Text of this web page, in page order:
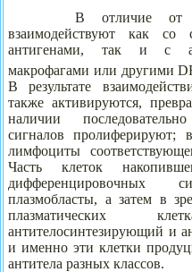
В отличие от Т-
взаимодействуют как со
антигенами, так и с
макрофагами или другими
В результате
также активируются,
наличии
сигналов пролиферируют;
лимфоциты
Часть клеток
дифференцировочных
плазмобласты, а затем в
плазматических
антителосинтезирующий и
и именно эти клетки
антитела разных классов.